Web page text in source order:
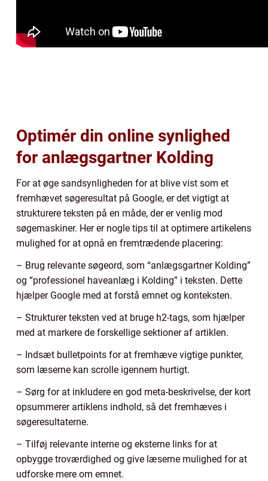
Optimér din online synlighed
for anlægsgartner Kolding
For at øge sandsynligheden for at blive vist som et
fremhævet søgeresultat på Google, er det vigtigt at
strukturere teksten på en måde, der er venlig mod
søgemaskiner. Her er nogle tips til at optimere artikelens
mulighed for at opnå en fremtrædende placering:
– Brug relevante søgeord, som “anlægsgartner Kolding”
og “professionel haveanlæg i Kolding” i teksten. Dette
hjælper Google med at forstå emnet og konteksten.
– Strukturer teksten ved at bruge h2-tags, som hjælper
med at markere de forskellige sektioner af artiklen.
– Indsæt bulletpoints for at fremhæve vigtige punkter,
som læserne kan scrolle igennem hurtigt.
– Sørg for at inkludere en god meta-beskrivelse, der kort
opsummerer artiklens indhold, så det fremhæves i
søgeresultaterne.
– Tilføj relevante interne og eksterne links for at
opbygge troværdighed og give læserne mulighed for at
udforske mere om emnet.